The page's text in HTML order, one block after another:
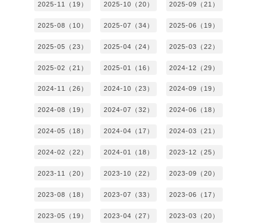
2025-11（19） 2025-10（20） 2025-09（21）
2025-08（10） 2025-07（34） 2025-06（19）
2025-05（23） 2025-04（24） 2025-03（22）
2025-02（21） 2025-01（16） 2024-12（29）
2024-11（26） 2024-10（23） 2024-09（19）
2024-08（19） 2024-07（32） 2024-06（18）
2024-05（18） 2024-04（17） 2024-03（21）
2024-02（22） 2024-01（18） 2023-12（25）
2023-11（20） 2023-10（22） 2023-09（20）
2023-08（18） 2023-07（33） 2023-06（17）
2023-05（19） 2023-04（27） 2023-03（20）